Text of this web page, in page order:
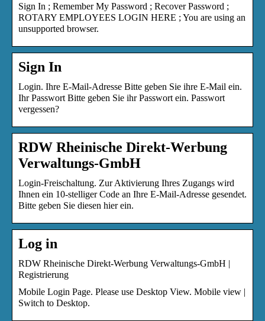
Sign In ; Remember My Password ; Recover Password ;
ROTARY EMPLOYEES LOGIN HERE ; You are using an
unsupported browser.
Sign In
Login. Ihre E-Mail-Adresse Bitte geben Sie ihre E-Mail ein.
Ihr Passwort Bitte geben Sie ihr Passwort ein. Passwort
vergessen?
RDW Rheinische Direkt-Werbung
Verwaltungs-GmbH
Login-Freischaltung. Zur Aktivierung Ihres Zugangs wird
Ihnen ein 10-stelliger Code an Ihre E-Mail-Adresse gesendet.
Bitte geben Sie diesen hier ein.
Log in
RDW Rheinische Direkt-Werbung Verwaltungs-GmbH |
Registrierung
Mobile Login Page. Please use Desktop View. Mobile view |
Switch to Desktop.